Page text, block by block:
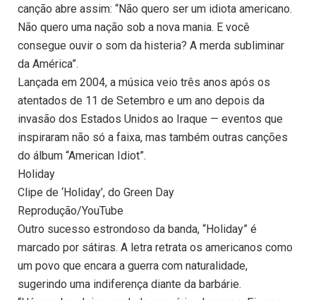
canção abre assim: “Não quero ser um idiota americano.
Não quero uma nação sob a nova mania. E você
consegue ouvir o som da histeria? A merda subliminar
da América”.
Lançada em 2004, a música veio três anos após os
atentados de 11 de Setembro e um ano depois da
invasão dos Estados Unidos ao Iraque — eventos que
inspiraram não só a faixa, mas também outras canções
do álbum “American Idiot”.
Holiday
Clipe de ‘Holiday’, do Green Day
Reprodução/YouTube
Outro sucesso estrondoso da banda, “Holiday” é
marcado por sátiras. A letra retrata os americanos como
um povo que encara a guerra com naturalidade,
sugerindo uma indiferença diante da barbárie.